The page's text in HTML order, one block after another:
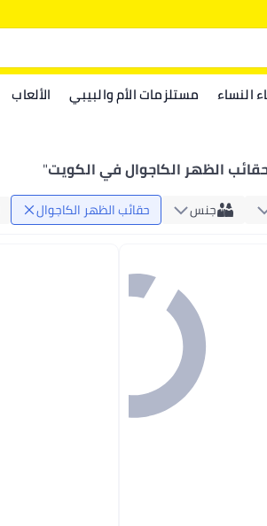
النساء مستلزمات الأم والبيبي الألعاب
الظهر الكاجوال في الكويت"
جنس حقائب الظهر الكاجوال